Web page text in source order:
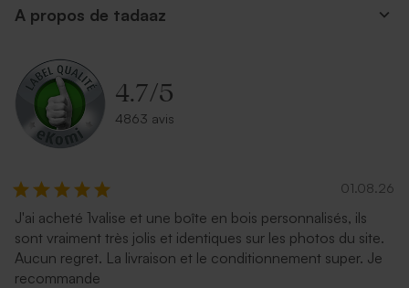
A propos de tadaaz
4.7/5
4863 avis
01.08.26
J'ai acheté 1valise et une boîte en bois personnalisés, ils
sont vraiment très jolis et identiques sur les photos du site.
Aucun regret. La livraison et le conditionnement super. Je
recommande